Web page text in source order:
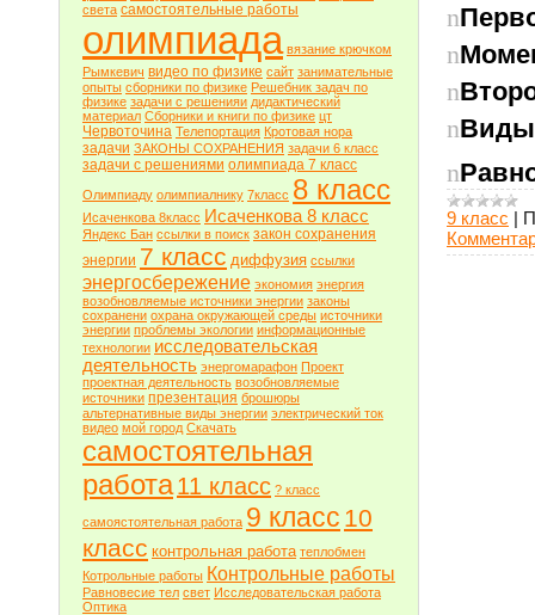
света самостоятельные работы
олимпиада вязание крючком
Рымкевич видео по физике сайт занимательные
опыты сборники по физике Решебник задач по
физике задачи с решенияи дидактический
материал Сборники и книги по физике цт
Червоточина Телепортация Кротовая нора
задачи ЗАКОНЫ СОХРАНЕНИЯ задачи 6 класс
задачи с решениями олимпиада 7 класс
Олимпиаду олимпиалнику 7класс 8 класс
Исаченкова 8класс Исаченкова 8 класс
Яндекс Бан ссылки в поиск закон сохранения
энергии 7 класс диффузия ссылки
энергосбережение экономия энергия
возобновляемые источники энергии законы
сохранени охрана окружающей среды источники
энергии проблемы экологии информационные
технологии исследовательская
деятельность энергомарафон Проект
проектная деятельность возобновляемые
источники презентация брошюры
альтернативные виды энергии электрический ток
видео мой город Скачать
самостоятельная
работа11 класс ? класс
самоястоятельная работа 9 класс 10
класс контрольная работа теплобмен
Котрольные работы Контрольные работы
Равновесие тел свет Исследовательская работа
Оптика
n
n
n
nВиды
n
9 класс |